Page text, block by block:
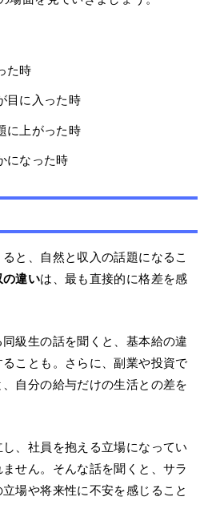
た時
目に入った時
に上がった時
になった時
と、自然と収入の話題になるこ
の違いは、最も直接的に格差を感
級生の話を聞くと、基本給の違
ことも。さらに、副業や投資で
自分の給与だけの生活との差を
、社員を抱える立場になってい
せん。そんな話を聞くと、サラ
場や将来性に不安を感じること